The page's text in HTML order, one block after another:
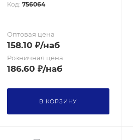
Код: 756064
Оптовая цена
158.10 ₽/наб
Розничная цена
186.60 ₽/наб
В КОРЗИНУ